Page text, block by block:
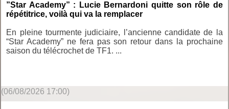
”Star Academy” : Lucie Bernardoni quitte son rôle de
répétitrice, voilà qui va la remplacer
En pleine tourmente judiciaire, l’ancienne candidate de la
“Star Academy” ne fera pas son retour dans la prochaine
saison du télécrochet de TF1. ...
(06/08/2026 17:00)